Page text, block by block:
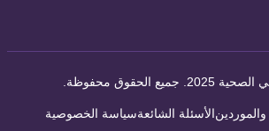
2025. جميع الحقوق محفوظة
الأسئلة الشائعةسياسة الخصوصية